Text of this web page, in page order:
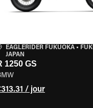
EAGLERIDER FUKUOKA•
JAPAN
1250 GS
/ jour